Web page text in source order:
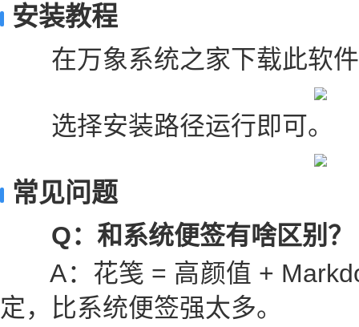
安装教程
在万象系统之家下载此软件
选择安装路径运行即可。
常见问题
Q：和系统便签有啥区别？
A：花笺 = 高颜值 +
定，比系统便签强太多。